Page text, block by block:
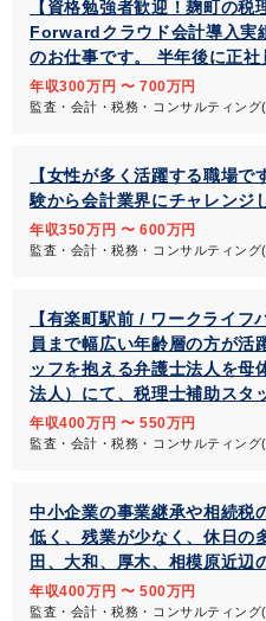
【資格勉強者歓迎！麹町の
Forwardクラウド会計導入実
のお仕事です。 半年後に正社
年収300万円 〜 700万円
監査・会計・税務・コンサルティング
【女性が多く活躍する職場
験から会計業界にチャレンジ
年収350万円 〜 600万円
監査・会計・税務・コンサルティング
【有楽町駅前 / ワークライ
員まで幅広い年齢層の方が活
ッフを抱える弁護士法人を母
法人）にて、税理士補助スタ
年収400万円 〜 550万円
監査・会計・税務・コンサルティン
中小企業の事業継承や相続税
低く、残業が少なく、休日
田、大和、厚木、相模原近辺
年収400万円 〜 500万円
監査・会計・税務・コンサルティン